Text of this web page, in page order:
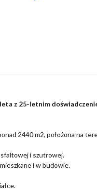
z 25-letnim
2440 m2, położona na
i szutrowej.
i w budowie.